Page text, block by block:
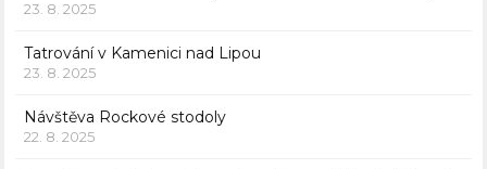
23. 8. 2025
Tatrování v Kamenici nad Lipou
23. 8. 2025
Návštěva Rockové stodoly
22. 8. 2025